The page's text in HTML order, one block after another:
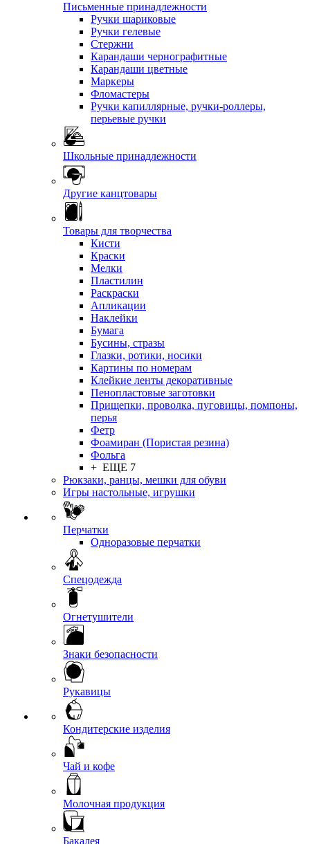
Письменные принадлежности
Ручки шариковые
Ручки гелевые
Стержни
Карандаши чернографитные
Карандаши цветные
Маркеры
Фломастеры
Ручки капиллярные, ручки-роллеры,
перьевые ручки
Школьные принадлежности
Другие канцтовары
Товары для творчества
Кисти
Краски
Мелки
Пластилин
Раскраски
Апликации
Наклейки
Бумага
Бусины, стразы
Глазки, ротики, носики
Картины по номерам
Клейкие ленты декоративные
Пенопластовые заготовки
Прищепки, проволка, пуговицы, помпоны,
перья
Фетр
Фоамиран (Пористая резина)
Фольга
+ ЕЩЕ 7
Рюкзаки, ранцы, мешки для обуви
Игры настольные, игрушки
Перчатки
Одноразовые перчатки
Спецодежда
Огнетушители
Знаки безопасности
Рукавицы
Кондитерские изделия
Чай и кофе
Молочная продукция
Бакалея